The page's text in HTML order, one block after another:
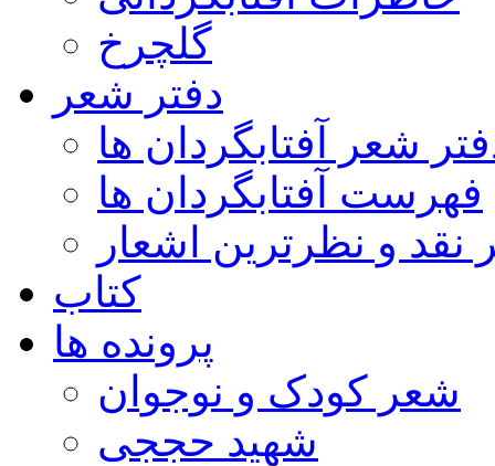
گلچرخ
دفتر شعر
شعر آفتابگردان ها
فهرست آفتابگردان ها
نقد و نظرترین اشعار
کتاب
پرونده ها
شعر کودک و نوجوان
شهید حججی